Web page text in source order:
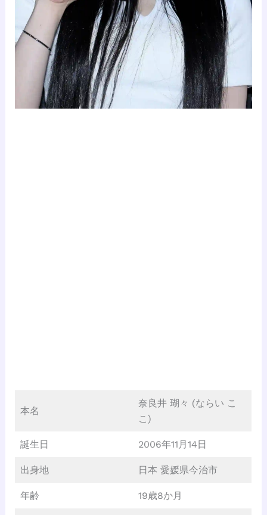
本名
奈良井 瑚々 (ならい こ
こ)
誕生日 2006年11月14日
出身地 日本 愛媛県今治市
年齢 19歳8か月